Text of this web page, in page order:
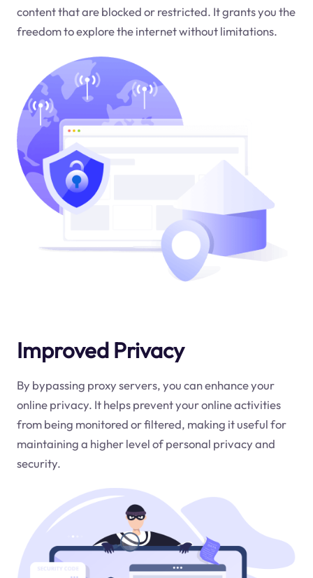
content that are blocked or restricted. It grants you the
freedom to explore the internet without limitations.
Improved Privacy
By bypassing proxy servers, you can enhance your
online privacy. It helps prevent your online activities
from being monitored or filtered, making it useful for
maintaining a higher level of personal privacy and
security.